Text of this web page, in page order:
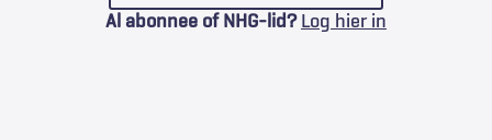
Al abonnee of NHG-lid? Log hier in